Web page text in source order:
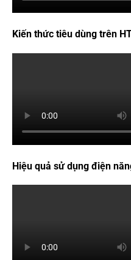
Kiến thức tiêu dùng trên
Hiệu quả sử dụng điện